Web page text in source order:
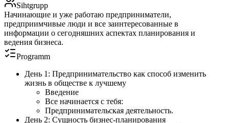
Sihtgrupp
Начинающие и уже работаю предприниматели,
предприимчивые люди и все заинтересованные в
информации о сегодняшних аспектах планирования и
ведения бизнеса.
Programm
День 1: Предпринимательство как способ изменить
жизнь в обществе к лучшему
Введение
Все начинается с тебя:
Предпринимательская деятельность.
День 2: Сущность бизнес-планирования